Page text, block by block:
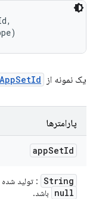
یک نمونه از AppSetId
پارامترها
appSetId
String : تولید
null باشد.